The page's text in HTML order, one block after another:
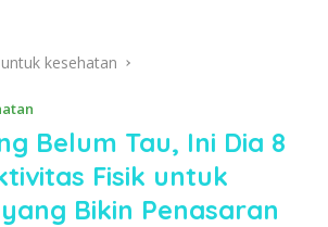
kesehatan
Belum Tau, Ini Dia 8
Fisik untuk
Bikin Penasaran